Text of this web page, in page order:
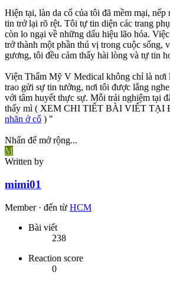
Hiện tại, làn da cổ của tôi đã mềm mại, nếp
tin trở lại rõ rệt. Tôi tự tin diện các trang
còn lo ngại về những dấu hiệu lão hóa.
trở thành một phần thú vị trong cuộc sống,
gương, tôi đều cảm thấy hài lòng và tự tin
Viện Thẩm Mỹ V Medical không chỉ là nơi
trao gửi sự tin tưởng, nơi tôi được lắng
với tâm huyết thực sự. Mỗi trải nghiệm tại
thấy mì ( XEM CHI TIẾT BÀI VIẾT TẠI
nhăn ở cổ ) "
Nhấn để mở rộng...
M
Written by
mimi01
Member · đến từ HCM
Bài viết
238
Reaction score
0